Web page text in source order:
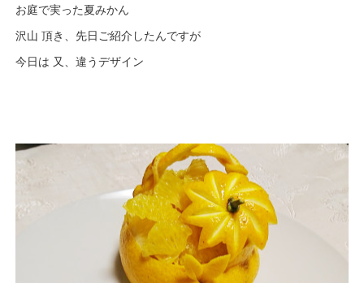
お庭で実った夏みかん
沢山 頂き、先日ご紹介したんですが
今日は 又、違うデザイン